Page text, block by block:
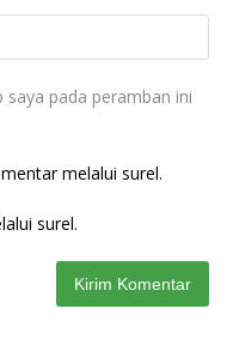
pada peramban ini
melalui surel.
surel.